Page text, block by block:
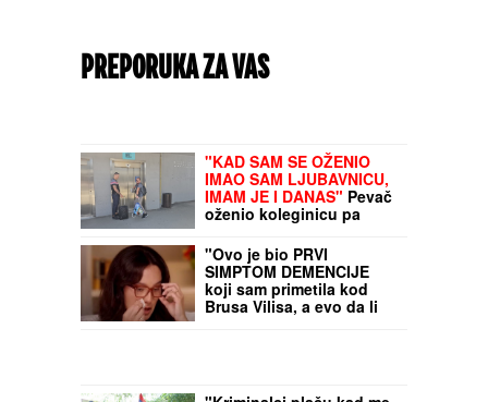
PREPORUKA ZA VAS
(FOTO) EVO GDE SE NALAZI PRVI MUŽ
JOVANE JEREMIĆDok svi bruje o
Draganovoj veridbi, Vojislav napustio
Srbiju, a voditeljki je velika podrška: "Brak
IMAO SAM LJUBAVNICU,